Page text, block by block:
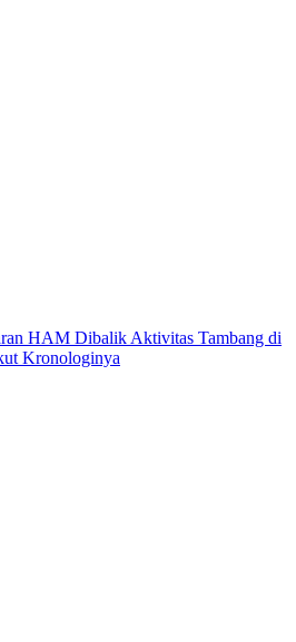
HAM Dibalik Aktivitas Tambang di
Kronologinya